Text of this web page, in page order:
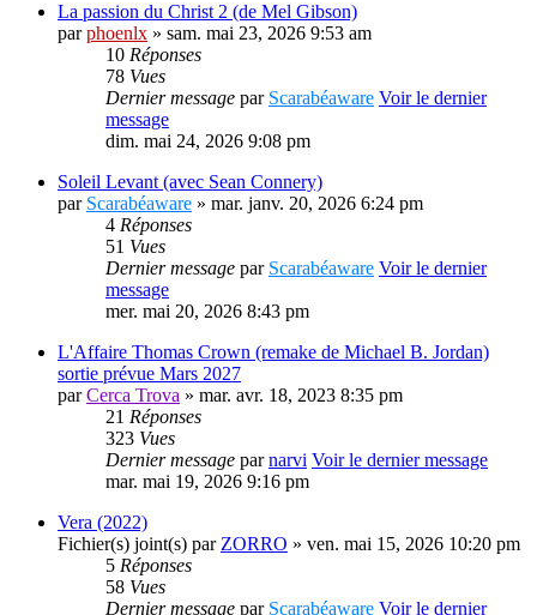
La passion du Christ 2 (de Mel Gibson)
parphoenlx » sam. mai 23, 2026 9:53 am
10 Réponses
78 Vues
Dernier message par Scarabéaware Voir le dernier
message
dim. mai 24, 2026 9:08 pm
Soleil Levant (avec Sean Connery)
par Scarabéaware » mar. janv. 20, 2026 6:24 pm
4 Réponses
51 Vues
Dernier message par Scarabéaware Voir le dernier
message
mer. mai 20, 2026 8:43 pm
L'Affaire Thomas Crown (remake de Michael B. Jordan)
sortie prévue Mars 2027
parCerca Trova » mar. avr. 18, 2023 8:35 pm
21 Réponses
323 Vues
Dernier message parnarvi Voir le dernier message
mar. mai 19, 2026 9:16 pm
Vera (2022)
Fichier(s) joint(s) par ZORRO » ven. mai 15, 2026 10:20 pm
5 Réponses
58 Vues
Dernier message par Scarabéaware Voir le dernier